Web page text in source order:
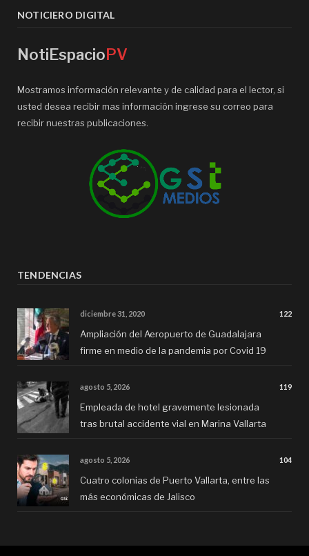
NOTICIERO DIGITAL
NotiEspacioPV
Mostramos información relevante y de calidad para el lector, si
usted desea recibir mas información ingrese su correo para
recibir nuestras publicaciones.
TENDENCIAS
diciembre 31, 2020 122
Ampliación del Aeropuerto de Guadalajara
firme en medio de la pandemia por Covid 19
agosto 5, 2026 119
Empleada de hotel gravemente lesionada
tras brutal accidente vial en Marina Vallarta
agosto 5, 2026 104
Cuatro colonias de Puerto Vallarta, entre las
más económicas de Jalisco